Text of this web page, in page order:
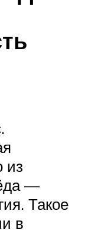
из
—
Такое
в